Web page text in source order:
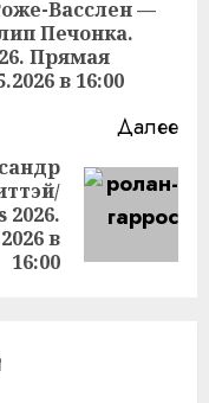
Васслен —
Печонка.
Прямая
в 16:00
Далее
в
16:00